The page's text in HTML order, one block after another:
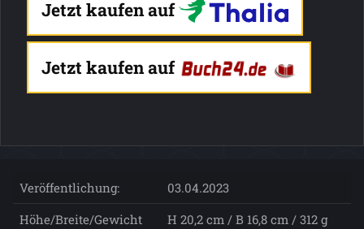
Jetzt kaufen auf
Jetzt kaufen auf
Veröffentlichung:
03.04.2023
Höhe/Breite/Gewicht
H 20,2 cm / B 16,8 cm / 312 g